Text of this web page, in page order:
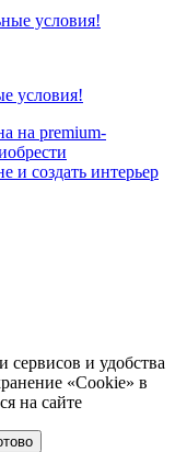
условия!
на premium-
и создать интерьер
сервисов и удобства
«Cookie» в
на сайте